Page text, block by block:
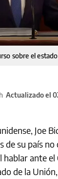
sobre el
Actualizado el
Joe
de su país
hablar ante el
de la